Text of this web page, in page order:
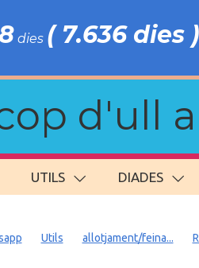
dies ( 7.636 dies )
d'ull
UTILS DIADES
Utils allotjament/feina...